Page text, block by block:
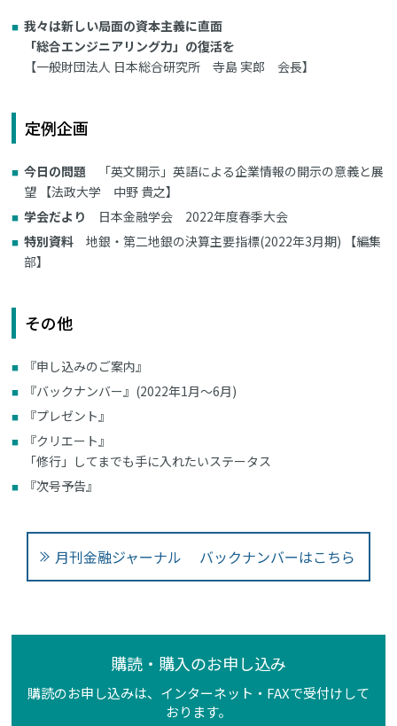
我々は新しい局面の資本主義に直面
「総合エンジニアリング力」の復活を
【一般財団法人 日本総合研究所 寺島 実郎 会長】
定例企画
今日の問題 「英文開示」英語による企業情報の開示の意義と展
望 【法政大学 中野 貴之】
学会だより
日本金融学会 2022年度春季大会
特別資料 地銀・第二地銀の決算主要指標(2022年3月期) 【編集
部】
その他
『申し込みのご案内』
『バックナンバー』(2022年1月～6月)
『プレゼント』
『クリエート』
「修行」してまでも手に入れたいステータス
『次号予告』
月刊金融ジャーナル バックナンバーはこちら
購読・購入のお申し込み
購読のお申し込みは、インターネット・FAXで受付けして
おります。